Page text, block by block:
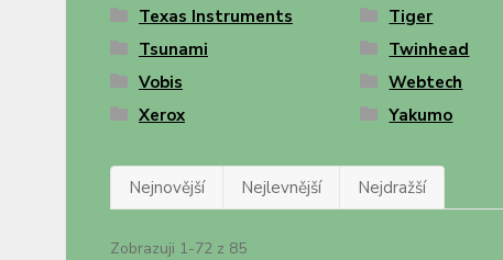
Texas Instruments
Tiger
Tsunami
Twinhead
Vobis
Webtech
Xerox
Yakumo
Nejnovější Nejlevnější Nejdražší
Zobrazuji 1-72 z 85